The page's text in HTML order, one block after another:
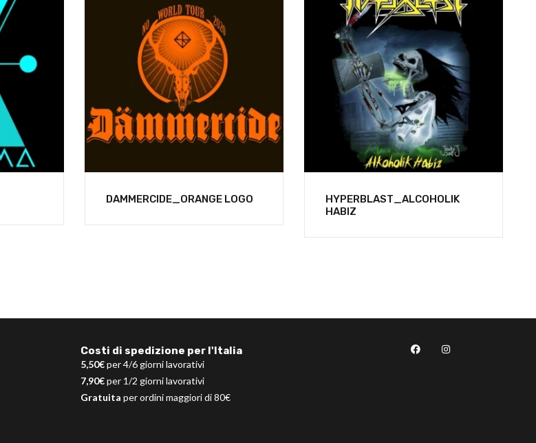
DAMMERCIDE_ORANGE LOGO
HYPERBLAST_ALCOHOLIK
HABIZ
Costi di spedizione per l'Italia
5,50€per 4/6 giorni lavorativi
7,90€per 1/2 giorni lavorativi
Gratuita per ordini maggiori di 80€